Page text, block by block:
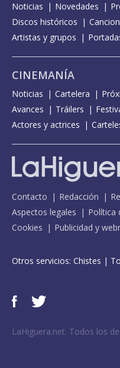
Noticias Novedades
Discos históricos
Artistas y grupos
CINEMANÍA
Noticias Cartelera
Avances
Tráilers
Actores y actrices
Contacto Redacción
Aspectos legales
Política
Cookies
Publicidad y
Otros servicios: Chistes |
LaHiguera.net. Todos los